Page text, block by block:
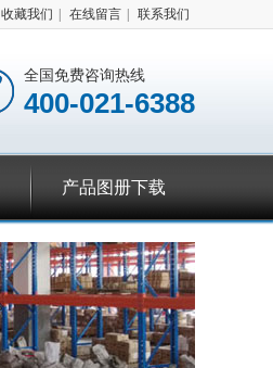
收藏我们 在线留言 联系我们
全国免费咨询热线
400-021-6388
产品图册下载